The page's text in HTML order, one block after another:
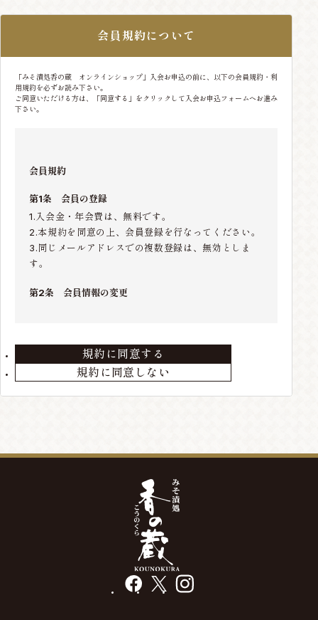
会員規約について
「みそ漬処香の蔵 オンラインショップ」入会お申込の前に、以下の会員規約・利
用規約を必ずお読み下さい。
ご同意いただける方は、「同意する」をクリックして入会お申込フォームへお進み
下さい。
会員規約
第1条 会員の登録
1.入会金・年会費は、無料です。
2.本規約を同意の上、会員登録を行なってください。
3.同じメールアドレスでの複数登録は、無効としま
す。
第2条 会員情報の変更
第3条 会員の退会
会員が退会を希望する場合には、当店までメールにて
当店の判断により、本サービスを変更・廃止をするこ
最終の発送から、3年以上経過している場合や、メー
ルアドレス等の不通が発生した場合には、会員情報を
削除する場合があります。
規約に同意しない
規約に同意する
facebook instagram